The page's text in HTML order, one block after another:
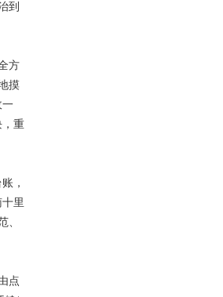
到
方
摸
一
，重
，
里
、
点